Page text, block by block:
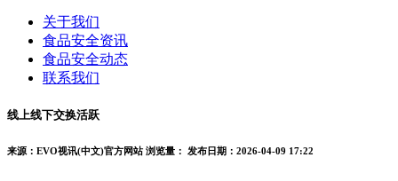
关于我们
食品安全资讯
食品安全动态
联系我们
线上线下交换活跃
来源：EVO视讯(中文)官方网站 浏览量： 发布日期：2026-04-09 17:22